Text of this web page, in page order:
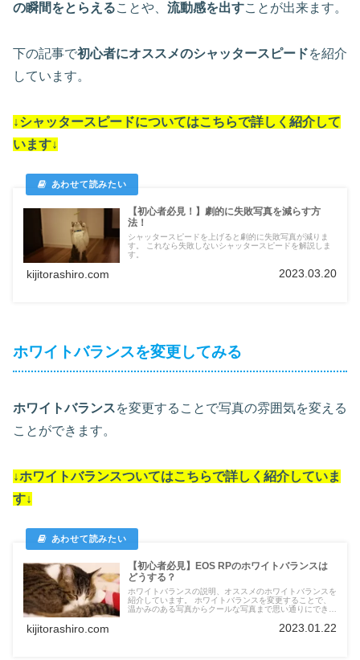
の瞬間をとらえることや、 流動感を出すことが出来ます。
下の記事で初心者にオススメのシャッタースピードを紹介
しています。
↓シャッタースピードについてはこちらで詳しく紹介して
います↓
【初心者必見！】劇的に失敗写真を減らす方
法！
シャッタースピードを上げると劇的に失敗写真が減りま
す。 これなら失敗しないシャッタースピードを解説しま
す。
kijitorashiro.com 2023.03.20
ホワイトバランスを変更してみる
ホワイトバランスを変更することで写真の雰囲気を変える
ことができます。
↓ホワイトバランスついてはこちらで詳しく紹介していま
す↓
【初心者必見】EOS RPのホワイトバランスは
どうする？
ホワイトバランスの説明、オススメのホワイトバランスを
紹介しています。 ホワイトバランスを変更することで、
温かみのある写真からクールな写真まで思い通りにできま
kijitorashiro.com 2023.01.22